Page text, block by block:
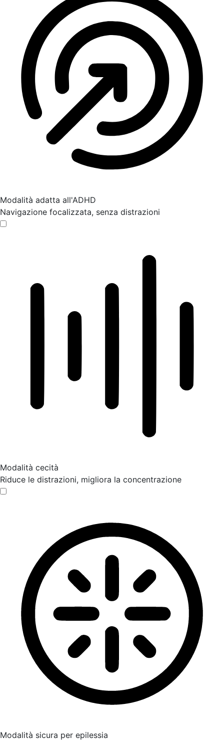
Modalità adatta all'ADHD
Navigazione focalizzata, senza distrazioni
Modalità cecità
Riduce le distrazioni, migliora la concentrazione
Modalità sicura per epilessia